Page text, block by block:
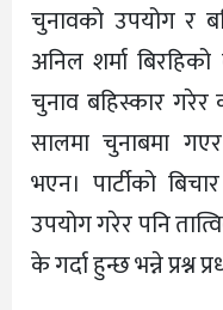
चुनावको उपयोग र
अनिल शर्मा
चुनाव बहिस्कार गरेर
सालमा चुनाबमा
भएन। पार्टीको
उपयोग गरेर पनि
के गर्दा हुन्छ भन्ने प्रश्न